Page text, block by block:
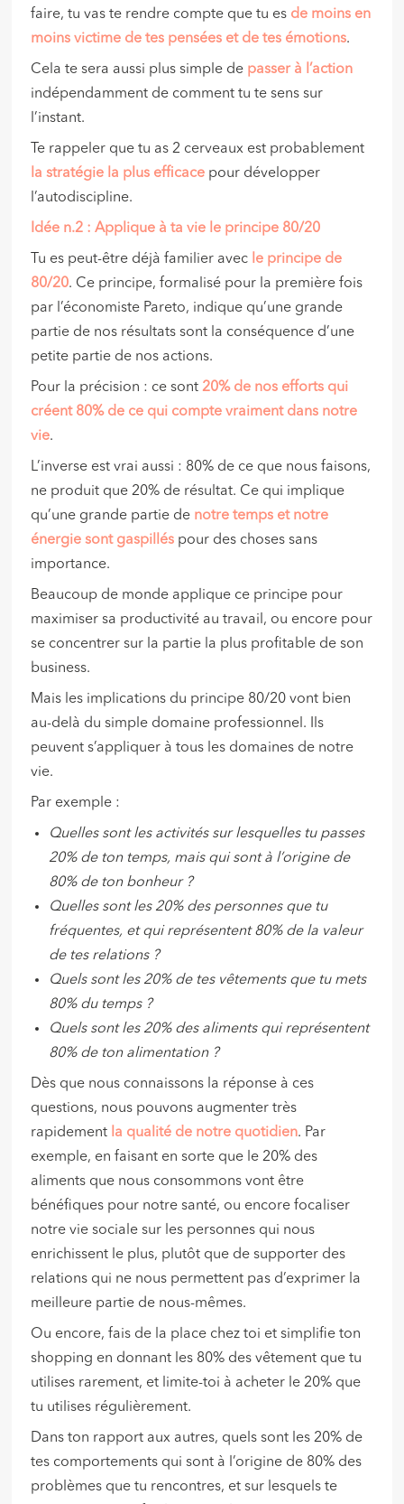
faire, tu vas te rendre compte que tu es de moins en
moins victime de tes pensées et de tes émotions.
Cela te sera aussi plus simple de passer à l’action
indépendamment de comment tu te sens sur
l’instant.
Te rappeler que tu as 2 cerveaux est probablement
la stratégie la plus efficace pour développer
l’autodiscipline.
Idée n.2 : Applique à ta vie le principe 80/20
Tu es peut-être déjà familier avec le principe de
80/20. Ce principe, formalisé pour la première fois
par l’économiste Pareto, indique qu’une grande
partie de nos résultats sont la conséquence d’une
petite partie de nos actions.
Pour la précision : ce sont20% de nos efforts qui
créent 80% de ce qui compte vraiment dans notre
vie.
L’inverse est vrai aussi : 80% de ce que nous faisons,
ne produit que 20% de résultat. Ce qui implique
qu’une grande partie de notre temps et notre
énergie sont gaspillés pour des choses sans
importance.
Beaucoup de monde applique ce principe pour
maximiser sa productivité au travail, ou encore pour
se concentrer sur la partie la plus profitable de son
business.
Mais les implications du principe 80/20 vont bien
au-delà du simple domaine professionnel. Ils
peuvent s’appliquer à tous les domaines de notre
vie.
Par exemple :
Quelles sont les activités sur lesquelles tu passes
20% de ton temps, mais qui sont à l’origine de
80% de ton bonheur ?
Quelles sont les 20% des personnes que tu
fréquentes, et qui représentent 80% de la valeur
de tes relations ?
Quels sont les 20% de tes vêtements que tu mets
80% du temps ?
Quels sont les 20% des aliments qui représentent
80% de ton alimentation ?
Dès que nous connaissons la réponse à ces
questions, nous pouvons augmenter très
rapidement la qualité de notre quotidien. Par
exemple, en faisant en sorte que le 20% des
aliments que nous consommons vont être
bénéfiques pour notre santé, ou encore focaliser
notre vie sociale sur les personnes qui nous
enrichissent le plus, plutôt que de supporter des
relations qui ne nous permettent pas d’exprimer la
meilleure partie de nous-mêmes.
Ou encore, fais de la place chez toi et simplifie ton
shopping en donnant les 80% des vêtement que tu
utilises rarement, et limite-toi à acheter le 20% que
tu utilises régulièrement.
Dans ton rapport aux autres, quels sont les 20% de
tes comportements qui sont à l’origine de 80% des
problèmes que tu rencontres, et sur lesquels te